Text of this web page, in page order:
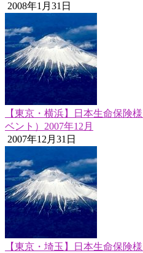
2008年1月31日
【東京・横浜】日本生命保険
ベント）2007年12月
2007年12月31日
【東京・埼玉】日本生命保険